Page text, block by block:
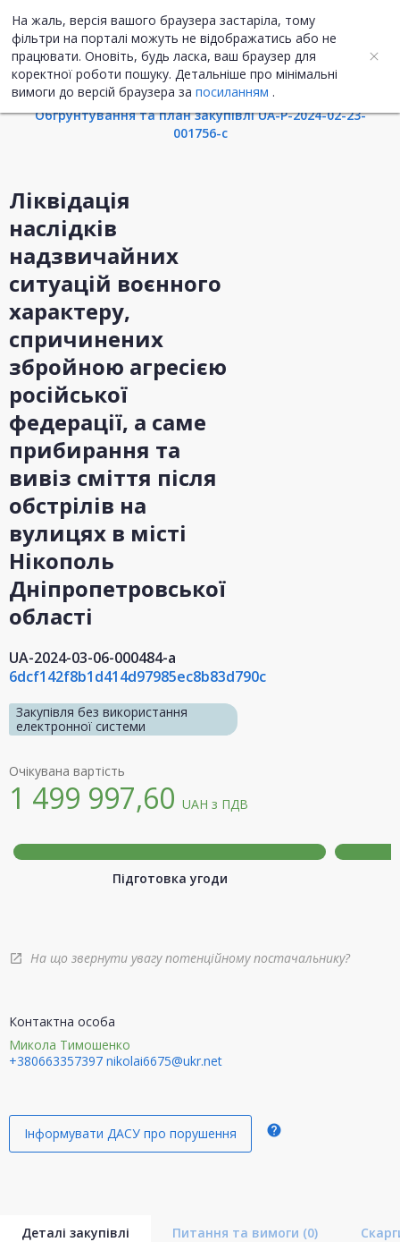
На жаль, версія вашого браузера застаріла, тому
фільтри на порталі можуть не відображатись або не
працювати. Оновіть, будь ласка, ваш браузер для
коректної роботи пошуку. Детальніше про мінімальні
вимоги до версій браузера за посиланням .
UA ENG
Інформація про закупівлю
Обгрунтування та план закупівлі UA-P-2024-02-23-
001756-c
Ліквідація
наслідків
надзвичайних
ситуацій воєнного
характеру,
спричинених
збройною агресією
російської
федерації, а саме
прибирання та
вивіз сміття після
обстрілів на
вулицях в місті
Нікополь
Дніпропетровської
області
UA-2024-03-06-000484-a
6dcf142f8b1d414d97985ec8b83d790c
Закупівля без використання
електронної системи
Очікувана вартість
1 499 997,60 UAH з ПДВ
Підготовка угоди
open_in_new На що звернути увагу потенційному постачальнику?
Контактна особа
Микола Тимошенко
+380663357397 nikolai6675@ukr.net
Інформувати ДАСУ про порушення help
Деталі закупівлі Питання та вимоги (0)